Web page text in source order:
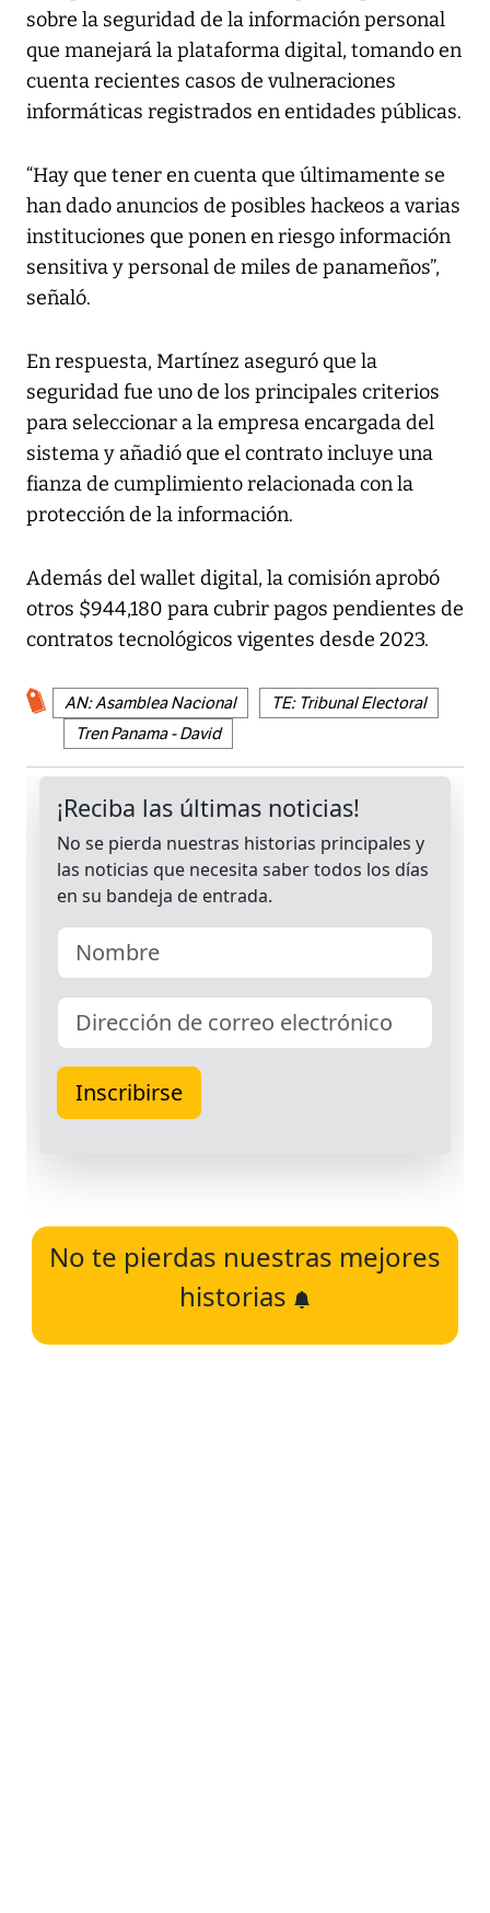
sobre la seguridad de la información personal
que manejará la plataforma digital, tomando en
cuenta recientes casos de vulneraciones
informáticas registrados en entidades públicas.
“Hay que tener en cuenta que últimamente se
han dado anuncios de posibles hackeos a varias
instituciones que ponen en riesgo información
sensitiva y personal de miles de panameños”,
señaló.
En respuesta, Martínez aseguró que la
seguridad fue uno de los principales criterios
para seleccionar a la empresa encargada del
sistema y añadió que el contrato incluye una
fianza de cumplimiento relacionada con la
protección de la información.
Además del wallet digital, la comisión aprobó
otros $944,180 para cubrir pagos pendientes de
contratos tecnológicos vigentes desde 2023.
AN: Asamblea Nacional
TE: Tribunal Electoral
Tren Panama - David
No te pierdas nuestras mejores
historias